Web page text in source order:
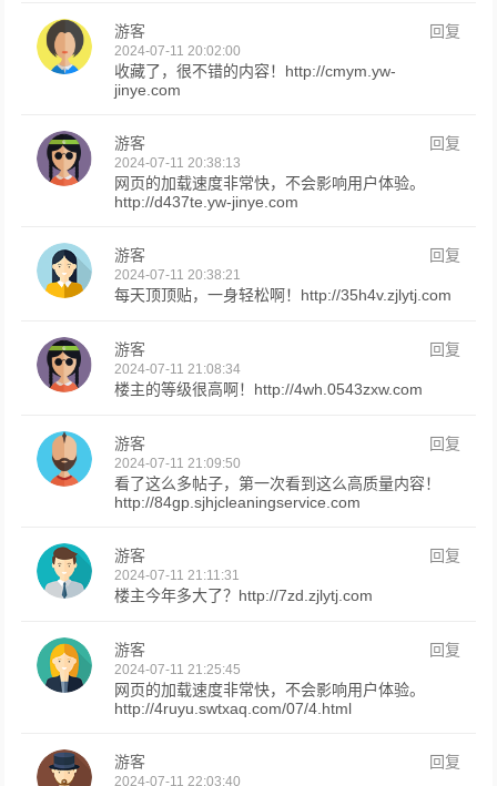
游客 回复
2024-07-11 20:02:00
收藏了，很不错的内容！http://cmym.yw-
jinye.com
游客 回复
2024-07-11 20:38:13
网页的加载速度非常快，不会影响用户体验。
http://d437te.yw-jinye.com
游客 回复
2024-07-11 20:38:21
每天顶顶贴，一身轻松啊！http://35h4v.zjlytj.com
游客 回复
2024-07-11 21:08:34
楼主的等级很高啊！http://4wh.0543zxw.com
游客 回复
2024-07-11 21:09:50
看了这么多帖子，第一次看到这么高质量内容！
http://84gp.sjhjcleaningservice.com
游客 回复
2024-07-11 21:11:31
楼主今年多大了？http://7zd.zjlytj.com
游客 回复
2024-07-11 21:25:45
网页的加载速度非常快，不会影响用户体验。
http://4ruyu.swtxaq.com/07/4.html
游客 回复
2024-07-11 22:03:40